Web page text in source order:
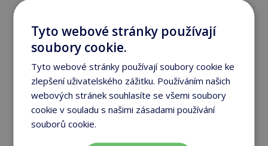
Trysky Century a
Century II
Ztělesnění relaxace
Tyto webové stránky používají
soubory cookie.
Tyto webové stránky používají soubory cookie ke
zlepšení uživatelského zážitku. Používáním našich
webových stránek souhlasíte se všemi soubory
cookie v souladu s našimi zásadami používání
souborů cookie.